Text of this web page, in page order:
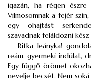
igazán, ha régen
Vilmosomnak a’ fejér
egy ohajtást
szavadnak feláldozni kész
Ritka leányka!
reám, gyermeki indúlat,
Egy függő örömet
nevelje becsét. Nem